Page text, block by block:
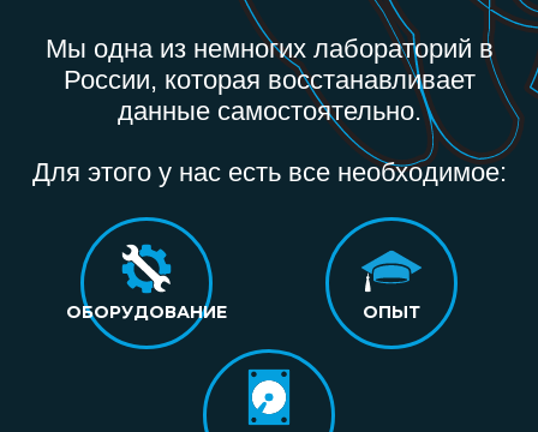
Мы одна из немногих лабораторий в
России, которая восстанавливает
данные самостоятельно.
Для этого у нас есть все необходимое:
ОБОРУДОВАНИЕ ОПЫТ